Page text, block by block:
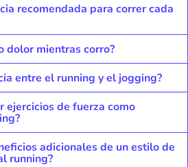
recomendada para correr cada
dolor mientras corro?
entre el running y el jogging?
ejercicios de fuerza como
adicionales de un estilo de
running?